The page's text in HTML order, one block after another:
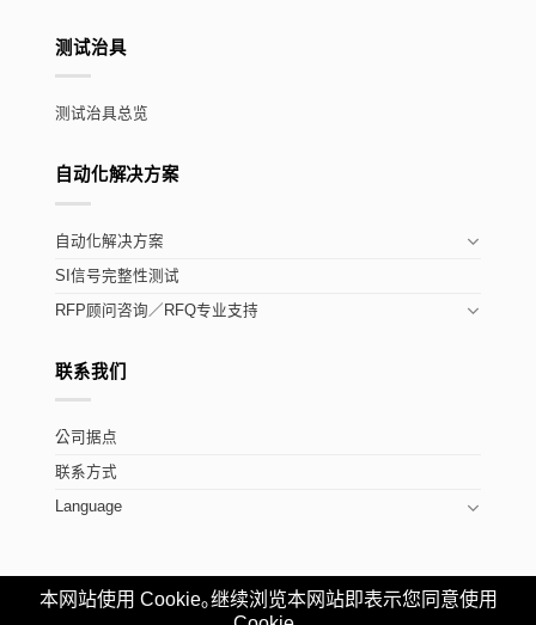
测试治具
测试治具总览
自动化解决方案
自动化解决方案
SI信号完整性测试
RFP顾问咨询／RFQ专业支持
联系我们
公司据点
联系方式
Language
Copyright ©Allion Labs, Inc. 粤公网安备
本网站使用 Cookie｡继续浏览本网站即表示您同意使用